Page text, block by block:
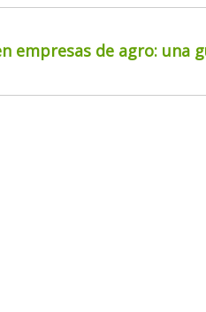
empresas de agro: una